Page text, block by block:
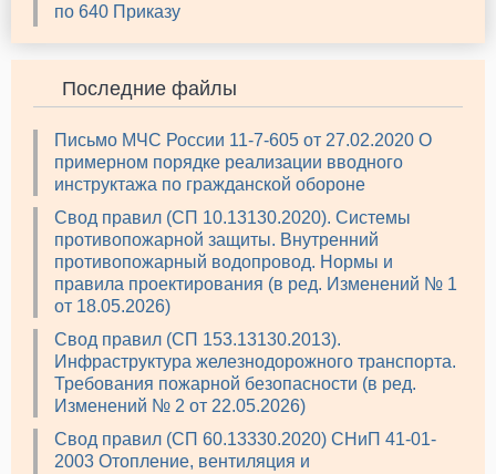
по 640 Приказу
Последние файлы
Письмо МЧС России 11-7-605 от 27.02.2020 О
примерном порядке реализации вводного
инструктажа по гражданской обороне
Свод правил (СП 10.13130.2020). Системы
противопожарной защиты. Внутренний
противопожарный водопровод. Нормы и
правила проектирования (в ред. Изменений № 1
от 18.05.2026)
Свод правил (СП 153.13130.2013).
Инфраструктура железнодорожного транспорта.
Требования пожарной безопасности (в ред.
Изменений № 2 от 22.05.2026)
Свод правил (СП 60.13330.2020) СНиП 41-01-
2003 Отопление, вентиляция и